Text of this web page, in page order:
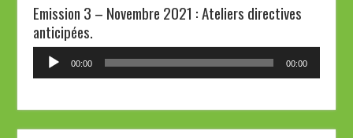
Emission 3 – Novembre 2021 : Ateliers directives
anticipées.
Lecteur
00:00 00:00